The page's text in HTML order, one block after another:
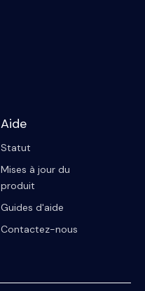
Aide
Statut
Mises à jour du
produit
Guides d'aide
Contactez-nous